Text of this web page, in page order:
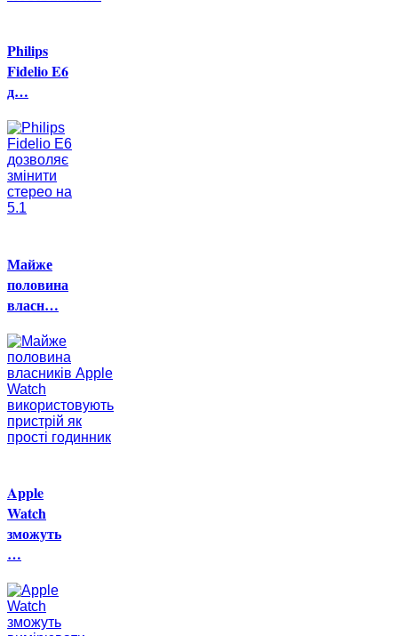
Philips
Fidelio E6
д…
Майже
половина
власн…
Apple
Watch
зможуть
…